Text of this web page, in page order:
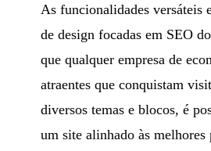
As funcionalidades versáteis
de design focadas em SEO
que qualquer empresa de
atraentes que conquistam
diversos temas e blocos, é
um site alinhado às melhores